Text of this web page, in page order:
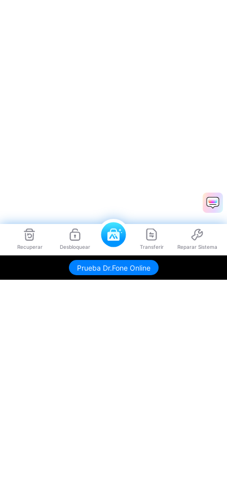
Recuperar Desbloquear Transferir Reparar Sistema
Prueba Dr.Fone Online